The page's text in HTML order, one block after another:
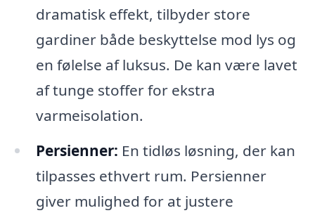
dramatisk effekt, tilbyder store
gardiner både beskyttelse mod lys og
en følelse af luksus. De kan være lavet
af tunge stoffer for ekstra
varmeisolation.
Persienner: En tidløs løsning, der kan
tilpasses ethvert rum. Persienner
giver mulighed for at justere